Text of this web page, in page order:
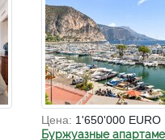
Цена: 1'650'000 EURO
Буржуазные